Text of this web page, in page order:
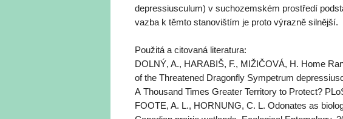
depressiusculum) v suchozemském prostředí
vazba k těmto stanovištím je proto výrazně silnější.
Použitá a citovaná literatura:
DOLNÝ, A., HARABIŠ, F., MIŽIČOVÁ, H. Home
of the Threatened Dragonfly Sympetrum
A Thousand Times Greater Territory to Protect?
FOOTE, A. L., HORNUNG, C. L. Odonates as